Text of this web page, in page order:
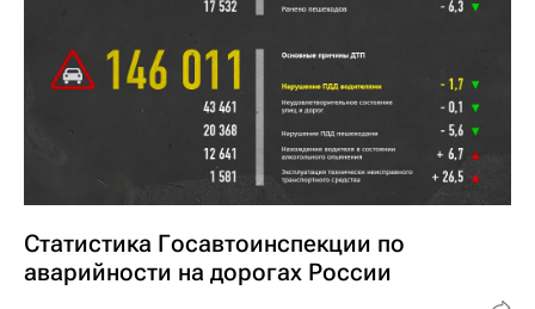
Статистика Госавтоинспекции по
аварийности на дорогах России